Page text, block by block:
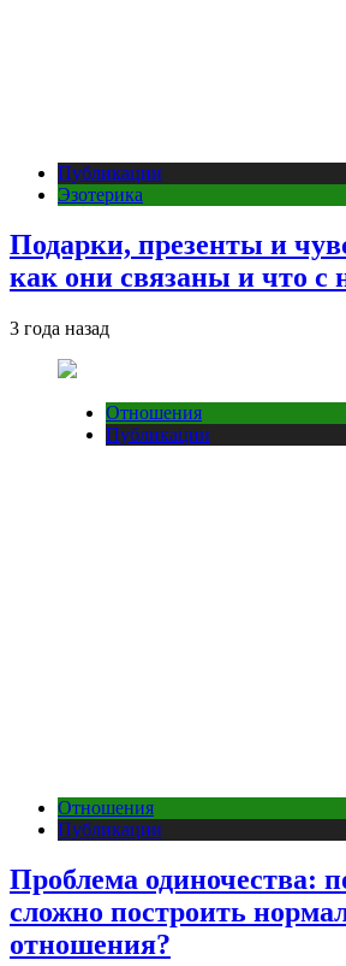
Публикации
Эзотерика
Подарки, презенты и
как они связаны и что с
3 года назад
Отношения
Публикации
Отношения
Публикации
Проблема одиночества:
сложно построить
отношения?